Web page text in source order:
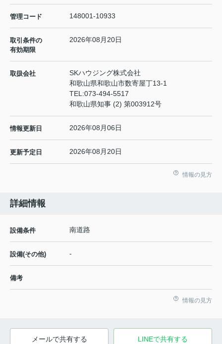
管理コード 148001-10933
取引条件の
有効期限
2026年08月20日
取扱会社
SKハウジング株式会社
和歌山県和歌山市数寄屋丁13-1
TEL:073-494-5517
和歌山県知事 (2) 第003912号
情報更新日 2026年08月06日
更新予定日 2026年08月20日
情報の見方
詳細情報
設備条件 南道路
設備(その他) -
備考
情報の見方
メールで共有する LINEで共有する